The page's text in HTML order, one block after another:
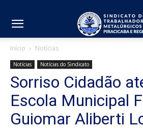
Início Notícias
Notícias Notícias do Sindicato
Sorriso Cidadão
Escola Municipal
Guiomar Aliberti